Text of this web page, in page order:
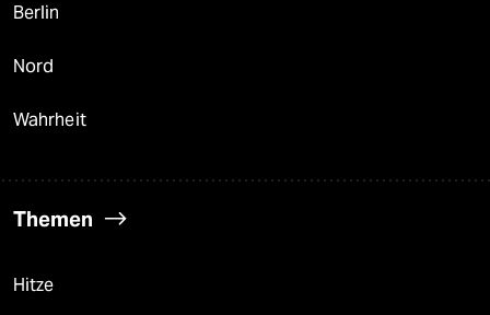
Berlin
Nord
Wahrheit
Themen
Hitze